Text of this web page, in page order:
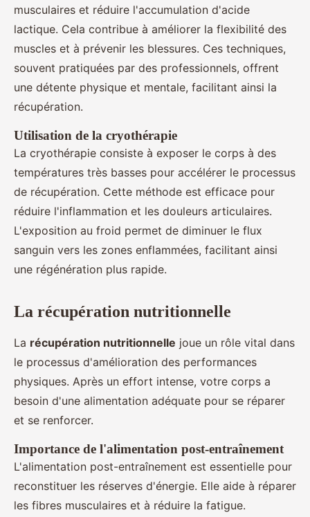
musculaires et réduire l'accumulation d'acide
lactique. Cela contribue à améliorer la flexibilité des
muscles et à prévenir les blessures. Ces techniques,
souvent pratiquées par des professionnels, offrent
une détente physique et mentale, facilitant ainsi la
récupération.
Utilisation de la cryothérapie
La cryothérapie consiste à exposer le corps à des
températures très basses pour accélérer le processus
de récupération. Cette méthode est efficace pour
réduire l'inflammation et les douleurs articulaires.
L'exposition au froid permet de diminuer le flux
sanguin vers les zones enflammées, facilitant ainsi
une régénération plus rapide.
La récupération nutritionnelle
La récupération nutritionnelle joue un rôle vital dans
le processus d'amélioration des performances
physiques. Après un effort intense, votre corps a
besoin d'une alimentation adéquate pour se réparer
et se renforcer.
Importance de l'alimentation post-entraînement
L'alimentation post-entraînement est essentielle pour
reconstituer les réserves d'énergie. Elle aide à réparer
les fibres musculaires et à réduire la fatigue.